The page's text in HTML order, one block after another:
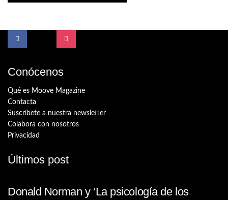
Conócenos
Qué es Moove Magazine
Contacta
Suscríbete a nuestra newsletter
Colabora con nosotros
Privacidad
Últimos post
Donald Norman y ‘La psicología de los